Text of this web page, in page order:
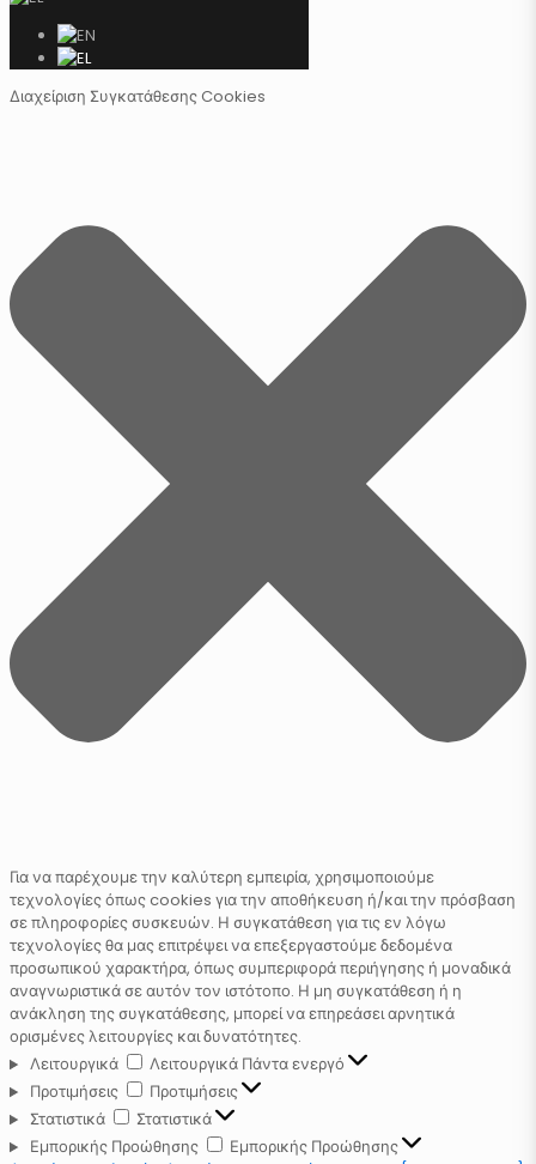
Διαχείριση Συγκατάθεσης Cookies
Για να παρέχουμε την καλύτερη εμπειρία, χρησιμοποιούμε
τεχνολογίες όπως cookies για την αποθήκευση ή/και την πρόσβαση
σε πληροφορίες συσκευών. Η συγκατάθεση για τις εν λόγω
τεχνολογίες θα μας επιτρέψει να επεξεργαστούμε δεδομένα
προσωπικού χαρακτήρα, όπως συμπεριφορά περιήγησης ή μοναδικά
αναγνωριστικά σε αυτόν τον ιστότοπο. Η μη συγκατάθεση ή η
ανάκληση της συγκατάθεσης, μπορεί να επηρεάσει αρνητικά
ορισμένες λειτουργίες και δυνατότητες.
Λειτουργικά
Λειτουργικά Πάντα ενεργό
Προτιμήσεις
Προτιμήσεις
Στατιστικά
Στατιστικά
Εμπορικής Προώθησης
Εμπορικής Προώθησης